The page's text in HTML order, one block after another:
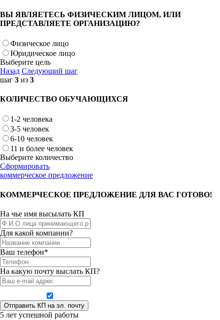
ВЫ ЯВЛЯЕТЕСЬ ФИЗИЧЕСКИМ ЛИЦОМ, ИЛИ
ПРЕДСТАВЛЯЕТЕ ОРГАНИЗАЦИЮ?
Физическое лицо
Юридическое лицо
Выберите цель
Назад Следующий шаг
шаг 3 из 3
КОЛИЧЕСТВО ОБУЧАЮЩИХСЯ
1-2 человека
3-5 человек
6-10 человек
11 и более человек
Выберите количество
Сформировать
коммерческое предложение
КОММЕРЧЕСКОЕ ПРЕДЛОЖЕНИЕ ДЛЯ ВАС ГОТОВО!
На чье имя высылать КП
Для какой компании?
Ваш телефон*
На какую почту выслать КП?
5 лет успешной работы